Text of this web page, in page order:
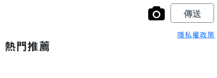
隱私權政策
熱門推薦